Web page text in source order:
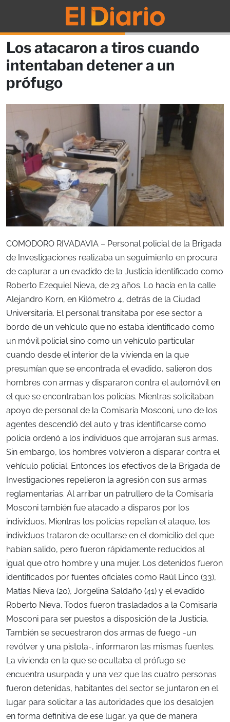
Los atacaron a tiros cuando
intentaban detener a un
prófugo
COMODORO RIVADAVIA – Personal policial de la Brigada
de Investigaciones realizaba un seguimiento en procura
de capturar a un evadido de la Justicia identificado como
Roberto Ezequiel Nieva, de 23 años. Lo hacía en la calle
Alejandro Korn, en Kilómetro 4, detrás de la Ciudad
Universitaria. El personal transitaba por ese sector a
bordo de un vehículo que no estaba identificado como
un móvil policial sino como un vehículo particular
cuando desde el interior de la vivienda en la que
presumían que se encontrada el evadido, salieron dos
hombres con armas y dispararon contra el automóvil en
el que se encontraban los policías. Mientras solicitaban
apoyo de personal de la Comisaría Mosconi, uno de los
agentes descendió del auto y tras identificarse como
policía ordenó a los individuos que arrojaran sus armas.
Sin embargo, los hombres volvieron a disparar contra el
vehículo policial. Entonces los efectivos de la Brigada de
Investigaciones repelieron la agresión con sus armas
reglamentarias. Al arribar un patrullero de la Comisaría
Mosconi también fue atacado a disparos por los
individuos. Mientras los policías repelían el ataque, los
individuos trataron de ocultarse en el domicilio del que
habían salido, pero fueron rápidamente reducidos al
igual que otro hombre y una mujer. Los detenidos fueron
identificados por fuentes oficiales como Raúl Linco (33),
Matías Nieva (20), Jorgelina Saldaño (41) y el evadido
Roberto Nieva. Todos fueron trasladados a la Comisaría
Mosconi para ser puestos a disposición de la Justicia.
También se secuestraron dos armas de fuego -un
revólver y una pistola-, informaron las mismas fuentes.
La vivienda en la que se ocultaba el prófugo se
encuentra usurpada y una vez que las cuatro personas
fueron detenidas, habitantes del sector se juntaron en el
lugar para solicitar a las autoridades que los desalojen
en forma definitiva de ese lugar, ya que de manera